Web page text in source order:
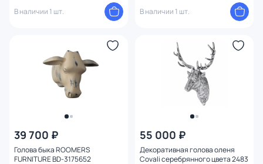
В наличии 1 шт.
В наличии 1 шт.
39 700 ₽
Голова быка ROOMERS
FURNITURE BD-3175652
55 000 ₽
Декоративная голова оленя
Covali серебрянного цвета 2483